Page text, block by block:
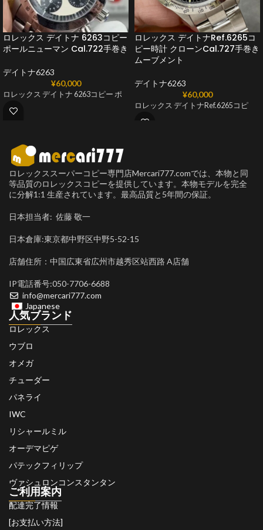
ロレックス デイトナ 6263コピー
ポールニューマン Cal.722手巻き
デイトナ6263
¥60,000
ロレックス デイトナ 6263コピー ポ
ロレックス デイトナRef.6265コ
ピー時計 クローンCal.727手巻き
ムーブメント
デイトナ6263
¥60,000
ロレックス デイトナRef.6265コピ
ロレックススーパーコピー専門店Mercari777.comでは、本物と同
等品質のロレックスコピーを提供しています。本物モデルを完全
に分解1:1 生産されています。最高品質と5年間の保証。
日本担当者: 佐藤 敬一
日本倉庫:東京都中野区中野5-52-15
店舗住所：中国広東省広州市越秀区站西路 A店舗
IP電話番号:050-7706-6688
info@mercari777.com
Japanese
人気ブランド
ロレックス
ウブロ
オメガ
チューダー
パネライ
IWC
リシャールミル
オーデマピゲ
パテックフィリップ
ヴァシュロンコンスタンタン
ご利用案内
配達完了情報
[お支払い方法]